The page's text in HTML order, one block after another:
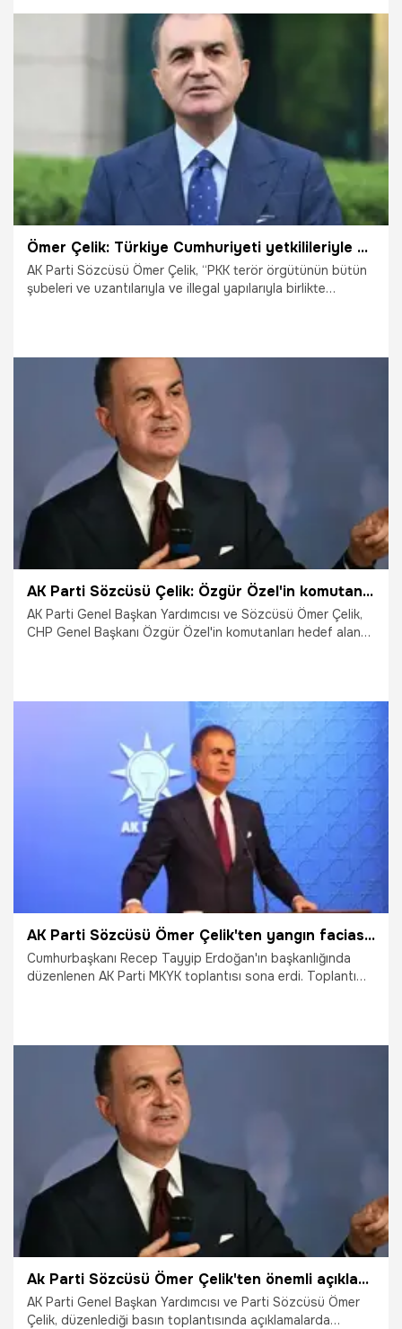
elzemdir. Bazı odaklar provokasyon yapabilir. Teyakkuz
halindeyiz. Bu nedenle imha sürecin tamamlanmasının bir
an önce gerçekleşmesinde fayda var. " diye konuştu.
Ömer Çelik: Türkiye Cumhuriyeti yetkilileriyle SDG'nin resmi bir görüşmesi olmamıştır
AK Parti Sözcüsü Ömer Çelik, “PKK terör örgütünün bütün
şubeleri ve uzantılarıyla ve illegal yapılarıyla birlikte
görüşmesi olmamıştır. Onlar ne zamanki silah bırakırlar ve
bu dediğimiz çerçeve gerçekleşir, Suriye'nin toprak
bütünlüğü çerçevesinde, o zaman tabii ki herkesle
görüşülebilir” dedi.
Gündem
AK Parti Sözcüsü Çelik: Özgür Özel'in komutanlar için kullandığı sözler siyaset adabına aykırı
AK Parti Genel Başkan Yardımcısı ve Sözcüsü Ömer Çelik,
CHP Genel Başkanı Özgür Özel'in komutanları hedef alan
Gündem
AK Parti Sözcüsü Ömer Çelik'ten yangın faciası açıklaması: Sorumlular cezalandırılacak
Cumhurbaşkanı Recep Tayyip Erdoğan'ın başkanlığında
düzenlenen AK Parti MKYK toplantısı sona erdi. Toplantı
mutlaka cezalarını alacaklar. Bunda hiçbir tereddüt yok."
Gündem
Ak Parti Sözcüsü Ömer Çelik'ten önemli açıklamalar
AK Parti Genel Başkan Yardımcısı ve Parti Sözcüsü Ömer
Çelik, düzenlediği basın toplantısında açıklamalarda